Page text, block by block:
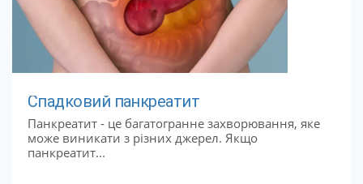
Спадковий панкреатит
Панкреатит - це багатогранне захворювання, яке
може виникати з різних джерел. Якщо
панкреатит...